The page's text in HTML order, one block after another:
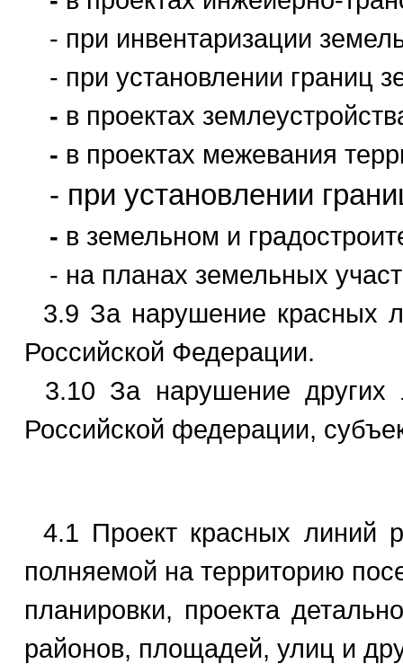
- при инвентаризации
- при установлении границ
- в проектах
- в проектах межевания
- при установлении
- в земельном и
- на планах земельных
3.9 За нарушение красных
Российской Федерации.
3.10 За нарушение других
Российской федерации,
4.1 Проект красных линий
полняемой на территорию
планировки, проекта
районов, площадей, улиц и